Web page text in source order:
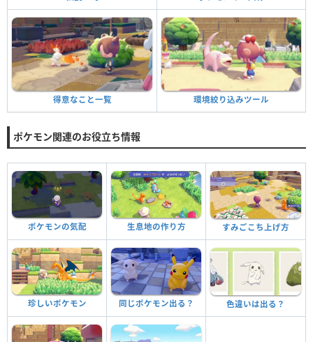
得意なこと一覧 環境絞り込みツール
ポケモン関連のお役立ち情報
ポケモンの気配 生息地の作り方 すみごこち上げ方
珍しいポケモン 同じポケモン出る？ 色違いは出る？